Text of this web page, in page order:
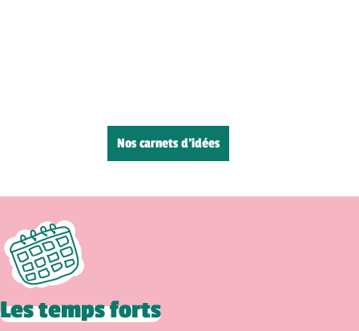
Nos carnets d’idées
Les temps forts